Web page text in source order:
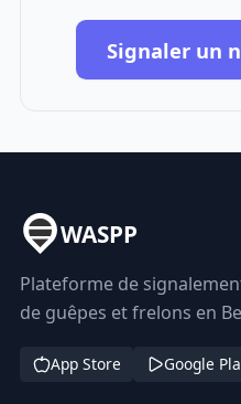
Signaler un
WASPP
Plateforme de
de guêpes et frelons en
App Store Google